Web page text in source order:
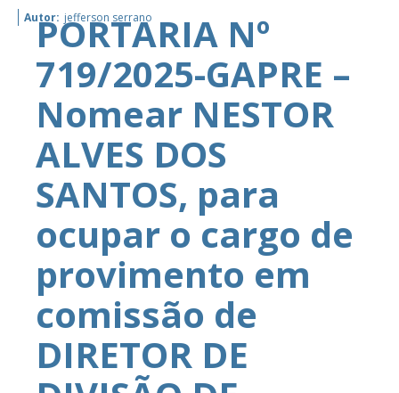
Autor: jefferson serrano
PORTARIA Nº
719/2025-GAPRE –
Nomear NESTOR
ALVES DOS
SANTOS, para
ocupar o cargo de
provimento em
comissão de
DIRETOR DE